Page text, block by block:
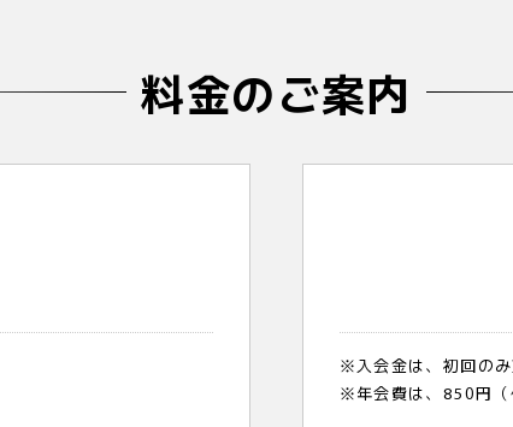
料金のご案内
※入会金は、初回の
※年会費は、850円（